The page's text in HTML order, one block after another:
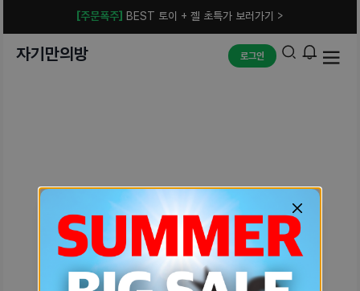
[주문폭주] BEST 토이 + 젤 초특가 보러가기 >
자기만의방 로그인
예상치 못한 에러입니다.